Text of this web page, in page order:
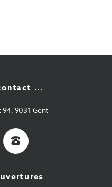
...
94, 9031 Gent
+32
9
43